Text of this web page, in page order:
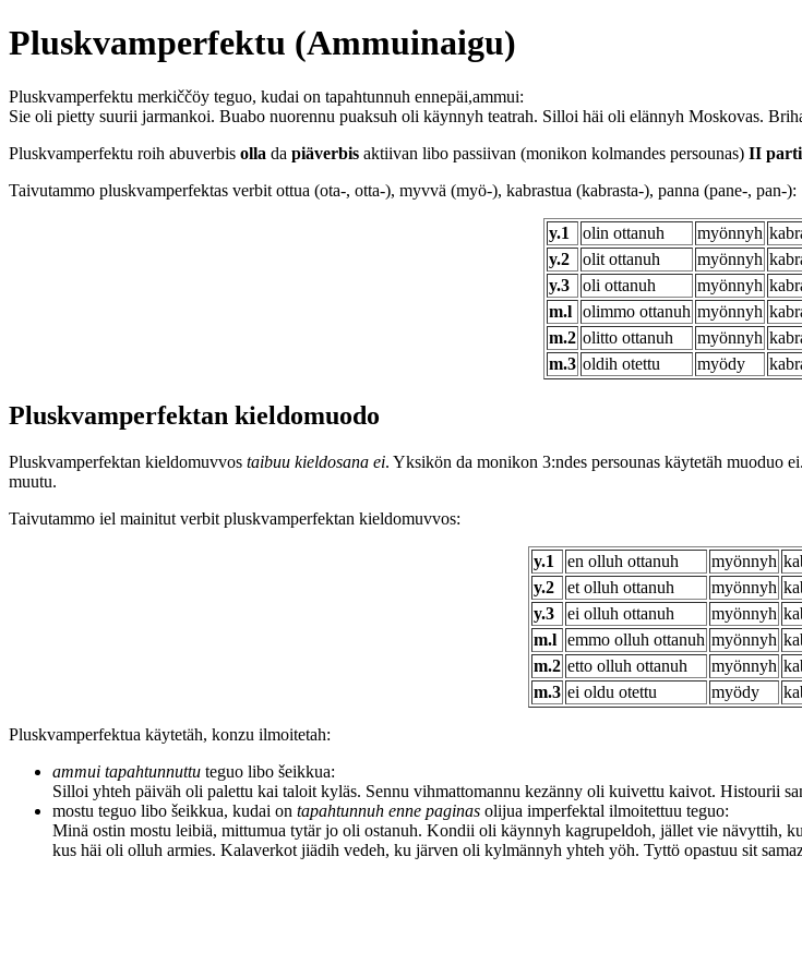
Pluskvamperfektu (Ammuinaigu)
Pluskvamperfektu merkiččöy teguo, kudai on tapahtunnuh ennepäi,ammui:
Sie oli pietty suurii jarmankoi. Buabo nuorennu puaksuh oli käynnyh teatrah. Silloi häi oli elännyh Moskovas.
Pluskvamperfektu roih abuverbis olla da piäverbis aktiivan libo passiivan (monikon kolmandes persounas) II
Taivutammo pluskvamperfektas verbit ottua (ota-, otta-), myvvä (myö-), kabrastua (kabrasta-), panna (pane-, pan-):
y.1 olin ottanuh myönnyh
y.2
olit ottanuh myönnyh
y.3
oli ottanuh myönnyh
m.l
olimmo ottanuh myönnyh
m.2 olitto ottanuh myönnyh
m.3 oldih otettu myödy
Pluskvamperfektan kieldomuodo
Pluskvamperfektan kieldomuvvos taibuu kieldosana ei. Yksikön da monikon 3:ndes persounas käytetäh muoduo
muutu.
Taivutammo iel mainitut verbit pluskvamperfektan kieldomuvvos:
y.1 en olluh ottanuh myönnyh
y.2
et olluh ottanuh myönnyh
y.3
ei olluh ottanuh myönnyh
m.l emmo olluh ottanuh myönnyh
m.2 etto olluh ottanuh myönnyh
m.3 ei oldu otettu myödy
Pluskvamperfektua käytetäh, konzu ilmoitetah:
ammui tapahtunnuttu teguo libo šeikkua:
Silloi yhteh päiväh oli palettu kai taloit kyläs. Sennu vihmattomannu kezänny oli kuivettu kaivot. Histourii
mostu teguo libo šeikkua, kudai on tapahtunnuh enne paginas olijua imperfektal ilmoitettuu teguo:
Minä ostin mostu leibiä, mittumua tytär jo oli ostanuh. Kondii oli käynnyh kagrupeldoh, jället vie nävyttih,
kus häi oli olluh armies. Kalaverkot jiädih vedeh, ku järven oli kylmännyh yhteh yöh. Tyttö opastuu sit